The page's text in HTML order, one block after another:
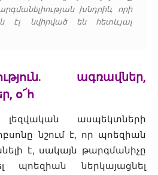
խնդրին, որի
էլ նվիրված են հետևյալ
ագռավներ,
օ՜հ
լեզվական ասպեկտների
նշում է, որ պոեզիան
է, սակայն թարգմանիչը
պոեզիան ներկայացնել